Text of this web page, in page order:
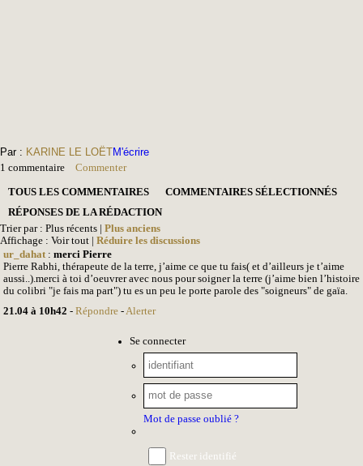
Par : KARINE LE LOËTM'écrire
1 commentaire Commenter
TOUS LES COMMENTAIRES
COMMENTAIRES SÉLECTIONNÉS
RÉPONSES DE LA RÉDACTION
Trier par : Plus récents | Plus anciens
Affichage : Voir tout | Réduire les discussions
ur_dahat : merci Pierre
Pierre Rabhi, thérapeute de la terre, j’aime ce que tu fais( et d’ailleurs je t’aime
aussi..).merci à toi d’oeuvrer avec nous pour soigner la terre (j’aime bien l’histoire
du colibri "je fais ma part") tu es un peu le porte parole des "soigneurs" de gaïa.
21.04 à 10h42 - Répondre - Alerter
Se connecter
Mot de passe oublié ?
Rester identifié